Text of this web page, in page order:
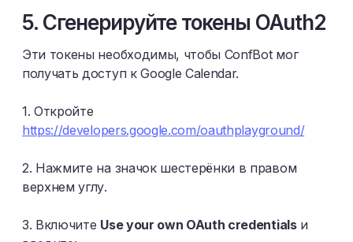
5. Сгенерируйте токены OAuth2
Эти токены необходимы, чтобы ConfBot мог
получать доступ к Google Calendar.
1. Откройте
https://developers.google.com/oauthplayground/
2. Нажмите на значок шестерёнки в правом
верхнем углу.
3. Включите Use your own OAuth credentialsи